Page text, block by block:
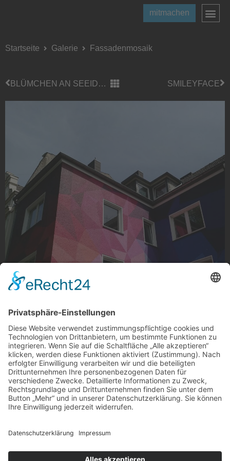
mitmachen
Startseite Galerie Fassadenmosaik
BLÜMCHEN AN SEEIDYLLE SMILEYFACE
Fassadenmosaik
Fassadenmosaik auf der Brucknerallee, Rheydt
Foto: bachelorofhartz via Instagram